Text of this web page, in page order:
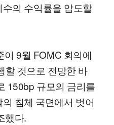
의 수익률을 압도할
이 9월 FOMC 회의에
할 것으로 전망한 바
150bp 규모의 금리를
침체 국면에서 벗어
했다.